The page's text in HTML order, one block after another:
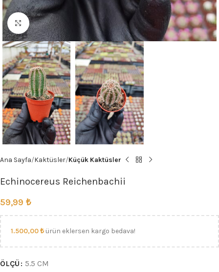
Click to enlarge
Ana Sayfa Kaktüsler Küçük Kaktüsler
Echinocereus Reichenbachii
59,99 ₺
1.500,00₺ ürün eklersen kargo bedava!
ÖLÇÜ 5.5 CM